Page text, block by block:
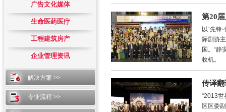
广告文化媒体
生命医药医疗
工程建筑房产
企业管理资讯
解决方案 >>
专业流程 >>
第20
以“先锋
际剧协
国。“静
收机。
传译
“2013世
区区委